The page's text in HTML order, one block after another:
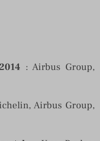
: Airbus Group,
Airbus Group,